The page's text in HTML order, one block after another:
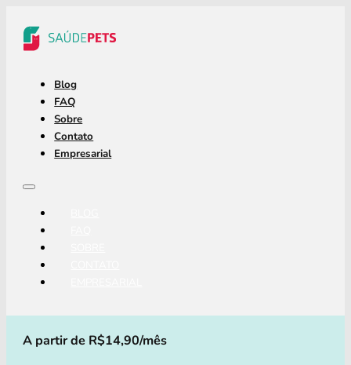
Blog
FAQ
Sobre
Contato
Empresarial
A partir de R$14,90/mês